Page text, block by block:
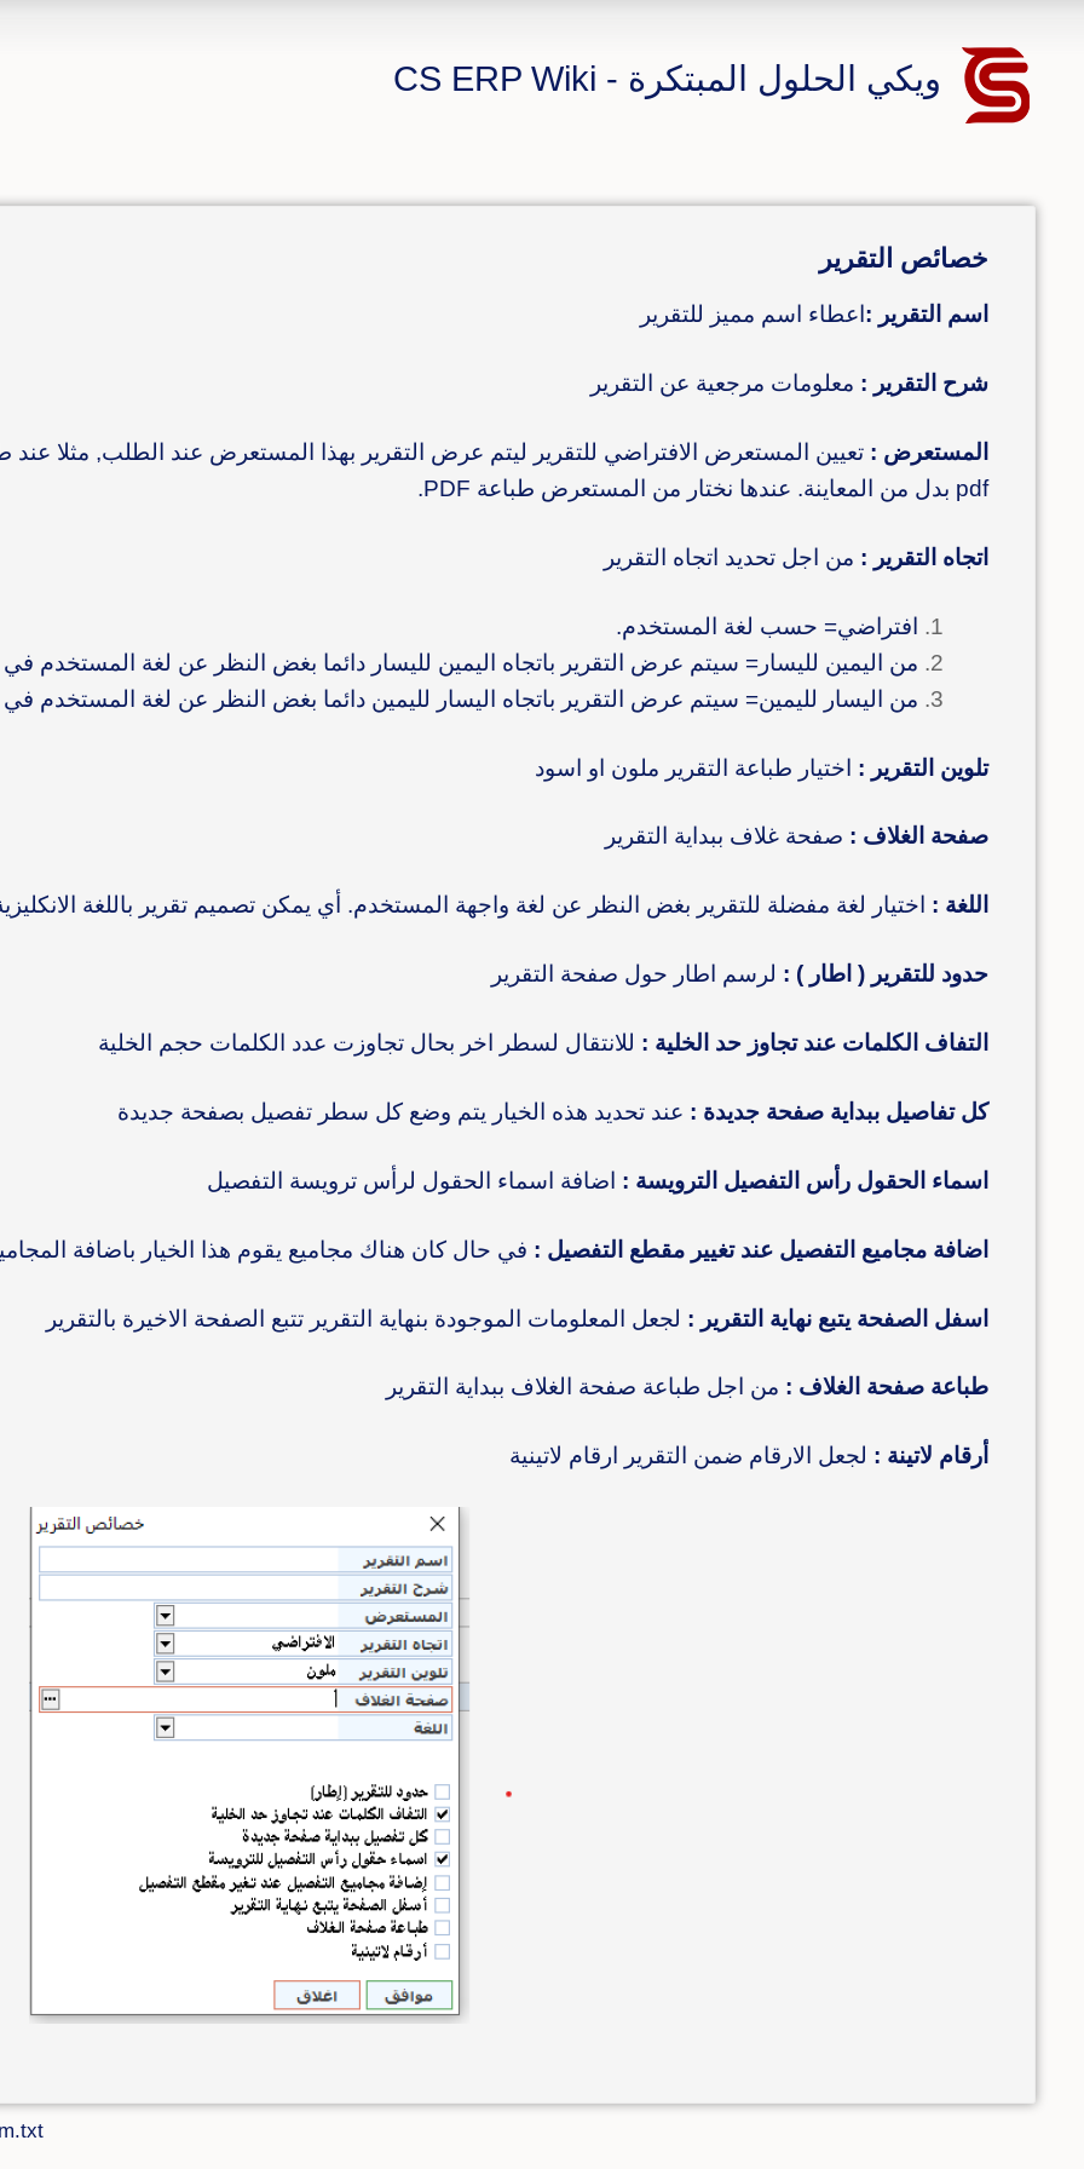
ويكي الحلول المبتكرة - CS ERP Wiki
خصائص التقرير
اسم التقرير : اعطاء اسم مميز للتقرير
شرح التقرير : معلومات مرجعية عن التقرير
المستعرض : تعيين المستعرض الافتراضي للتقرير ليتم عرض التقرير بهذا المستعرض عند الطلب, مثلا عند
pdf بدل من المعاينة. عندها نختار من المستعرض طباعة PDF.
اتجاه التقرير : من اجل تحديد اتجاه التقرير
افتراضي= حسب لغة المستخدم.
من اليمين لليسار= سيتم عرض التقرير باتجاه اليمين لليسار دائما بغض النظر عن لغة المستخدم في
من اليسار لليمين= سيتم عرض التقرير باتجاه اليسار لليمين دائما بغض النظر عن لغة المستخدم في
تلوين التقرير : اختيار طباعة التقرير ملون او اسود
صفحة الغلاف : صفحة غلاف ببداية التقرير
اللغة : اختيار لغة مفضلة للتقرير بغض النظر عن لغة واجهة المستخدم. أي يمكن تصميم تقرير باللغة
حدود للتقرير ( اطار ) : لرسم اطار حول صفحة التقرير
التفاف الكلمات عند تجاوز حد الخلية : للانتقال لسطر اخر بحال تجاوزت عدد الكلمات حجم الخلية
كل تفاصيل ببداية صفحة جديدة : عند تحديد هذه الخيار يتم وضع كل سطر تفصيل بصفحة جديدة
اسماء الحقول رأس التفصيل الترويسة : اضافة اسماء الحقول لرأس ترويسة التفصيل
اضافة مجاميع التفصيل عند تغيير مقطع التفصيل : في حال كان هناك مجاميع يقوم هذا الخيار باضافة
اسفل الصفحة يتبع نهاية التقرير : لجعل المعلومات الموجودة بنهاية التقرير تتبع الصفحة الاخيرة بالتقرير
طباعة صفحة الغلاف : من اجل طباعة صفحة الغلاف ببداية التقرير
أرقام لاتينة : لجعل الارقام ضمن التقرير ارقام لاتينية